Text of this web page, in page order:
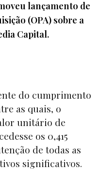
lançamento de
(OPA) sobre a
Capital.
do cumprimento
as quais, o
unitário de
os 0,415
de todas as
significativos.